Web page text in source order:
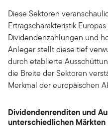
Diese Sektoren
Ertragscharakteristik
Dividendenzahlungen und
Anleger stellt diese tief
durch etablierte
die Breite der Sektoren
Merkmal der europäischen
Dividendenrenditen und
unterschiedlichen Märkten